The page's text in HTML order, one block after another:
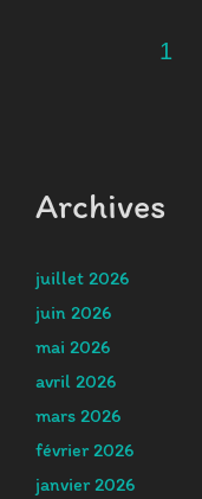
Pagination
1
Archives
juillet 2026
juin 2026
mai 2026
avril 2026
mars 2026
février 2026
janvier 2026